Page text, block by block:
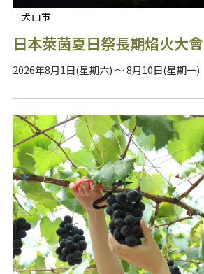
犬山市
日本萊茵夏日祭長期焰火大會
2026年8月1日(星期六) ～ 8月10日(星期一)